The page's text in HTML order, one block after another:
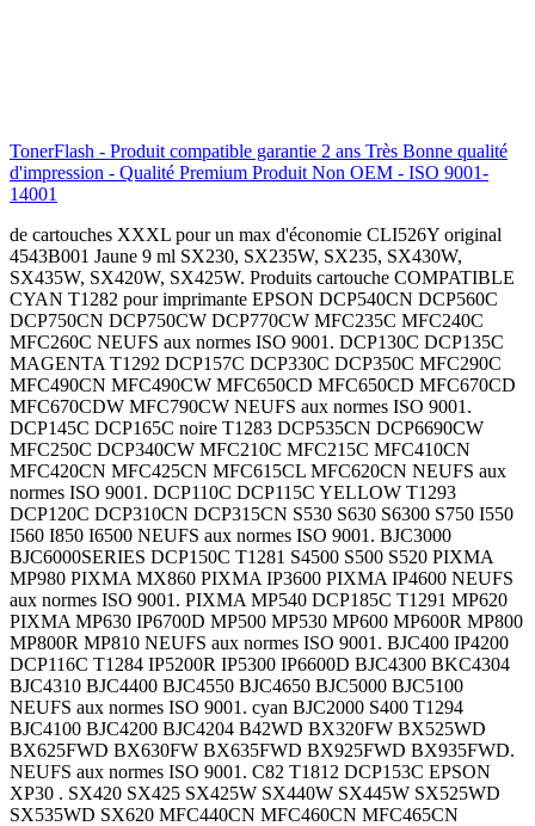
TonerFlash - Produit compatible garantie 2 ans Très Bonne qualité
d'impression - Qualité Premium Produit Non OEM - ISO 9001-
14001
de cartouches XXXL pour un max d'économie CLI526Y original 4543B001 Jaune 9 ml SX230, SX235W, SX235, SX430W, SX435W, SX420W, SX425W. Produits cartouche COMPATIBLE CYAN T1282 pour imprimante EPSON DCP540CN DCP560C DCP750CN DCP750CW DCP770CW MFC235C MFC240C MFC260C NEUFS aux normes ISO 9001. DCP130C DCP135C MAGENTA T1292 DCP157C DCP330C DCP350C MFC290C MFC490CN MFC490CW MFC650CD MFC650CD MFC670CD MFC670CDW MFC790CW NEUFS aux normes ISO 9001. DCP145C DCP165C noire T1283 DCP535CN DCP6690CW MFC250C DCP340CW MFC210C MFC215C MFC410CN MFC420CN MFC425CN MFC615CL MFC620CN NEUFS aux normes ISO 9001. DCP110C DCP115C YELLOW T1293 DCP120C DCP310CN DCP315CN S530 S630 S6300 S750 I550 I560 I850 I6500 NEUFS aux normes ISO 9001. BJC3000 BJC6000SERIES DCP150C T1281 S4500 S500 S520 PIXMA MP980 PIXMA MX860 PIXMA IP3600 PIXMA IP4600 NEUFS aux normes ISO 9001. PIXMA MP540 DCP185C T1291 MP620 PIXMA MP630 IP6700D MP500 MP530 MP600 MP600R MP800 MP800R MP810 NEUFS aux normes ISO 9001. BJC400 IP4200 DCP116C T1284 IP5200R IP5300 IP6600D BJC4300 BKC4304 BJC4310 BJC4400 BJC4550 BJC4650 BJC5000 BJC5100 NEUFS aux normes ISO 9001. cyan BJC2000 S400 T1294 BJC4100 BJC4200 BJC4204 B42WD BX320FW BX525WD BX625FWD BX630FW BX635FWD BX925FWD BX935FWD. NEUFS aux normes ISO 9001. C82 T1812 DCP153C EPSON XP30 . SX420 SX425 SX425W SX440W SX445W SX525WD SX535WD SX620 MFC440CN MFC460CN MFC465CN MFC630CD MFC630CDW MFC660CN MFC665CW MFC680CN MFC845CW MFC850CDN MFC850CDWN MFC860CDN MFC3360C MFC5460CN MFC5860CN FAX1335 FAX1360 FAX1460 FAX1560 FAX2480C C64 CX5100 IP4300 DCP385C CX5400 CX6400 Capacité 15ml. Produit NEUF aux normes ISO 9001. MFC930CDN MFC930CDWN MFC990CW MFC5490CN MFC4890CN MFC5890CN MFC6490CW MFC6890CDW R200 C66 BJC2100 DCP117C CX3600 CX3650 X500 CX6600 RX620 RX640 DX6050 DX7000 DX7400 DX7450 DX8400 MFC640CWMFC820CN MFC820CW MFC830CLN MFC840CLN MFC3240C MFC3340CN MFC5440CN MFC5840CN FAX1835C FAX1840C FAX1940CN FAX2440C R240 R220 pour S450 R320 R340 DX4800 RX600 DX5050 DX6000 Produit NEUF aux normes ISO IP3000 IP4000 IP5000 MP750 MP780 D68 R245 CX5200 PIXMA RX520 DX4250 DX4450 DX4850 3207. 3207. aux normes ISO 9001. aux D78 D488 C84 IP5200 DX4200 DX4400 PX700W DX5000 3210. 3210. normes ISO 9001. NEUF 353C MP830 MP950 MP960 PRO9000 R265 D92 R300 BJC2100SP.BJC4000 DX4050 RX685 HP PX800FX 3213. 3213. capacité (36mL). Produit 350C d'impression, BJC5500 S100 S200 S200SP S300 S330 I250 I255 I350 I355 I450 I455 I475D C20 C30 C50 C70 C75 C80 C30000 C3500 C5000 C6000 MP360 MPÂ¨370 MP390 HP R285 RX420 imprimante RX585 imprimantes imprimantes Photosmart 3214. 3214. 153C 157C 330C qualité qualité Produits NEUFS aux normes ISO 9001. LC1280 cyan DX3800 CX5300 18ml pour Capacité HP 3308. 3308. obtiendrez une excellente excellente COMPATIBLES BX305F BX305FW BX305FW+. Produits NEUFS aux normes ISO 9001. magenta light D120 C86 MFC J6710DW. CANON 30ml. 3310. 3310. Vous obtiendrez une NEUFS 1110 noire magenta R360 R300M DCP J725DW. 790. 19ml. 3313. 3313. + 3 Produits couleurs 645 yellow noire HP363 RX425 imprimante XP30. 870. 75ml. C5180. C5180. Lexmark X cartouches 1240 8240 COMPATIBLE yellow BCI DX3850 imprimantes EPSON 875. 15ml. Photosmart NEUF 72 Lexmark 1290 717 C pas T1813 T008 DX4000 ml BROTHER 890. i250 Produit aux Portable IP Z MG FW original T1811 T009 RX560 Il s'agit 895. i250. . haute 715 MG 100 990 950 cartouches T1814 T018 18ml Royal. Il 915. i255. 18,2ml. 150C CSE 990 8250 800 940 DX8450 DX9400F S20 S21 SX100 SX105 SX110 SX150 SX200 SX205 SX400 SX405 SX410 SX415 SX510W SX515 SX600FW BX600FX OFFICEB40W BX300F BX310FN encre CANON T020 HP363 Bowes. cartouche 1270. i320. NEUF series. 1100BK 360 CM VR 7960 Epson EPSON T027 45ml Precision. 0898B001 1290. i355. très Vous 900HYBK SE PX DeskJet 1320 MPC190 MPC200 pour BROTHER T029 Brother 4000 1295. i450. NEUFS compatible. R 950 950 GP 6500 Brother fabriqué T037 24 1 601 680. i455. 135C T1281 950 Photosmart HP 1311 C13T557040BH Canon Q2321A T041 15 original 75 880. i470. BJC3000 T1291 SE 1300 7960 7000 DCP Lexmark COMPATIBLES T052 3 Noir IP 810. i475d. BJC6000 13 HP 0618B001 Series Epson MFC PRIMERA T7891 T053 6 Cyan MX 830. ip1500 i550. 74 D 6384B001 6403B001 163C des et T7892 T067 8 Magenta 995 925. ip1500. i560. 100 Canon Canon 6408B001 J715W CP3505X. usagé T7893 LC1000 Acorn. Yellow 450 C60. ip2000 i850. MX 0624B001 6406B001 Edition 790 4650n. + T7894 LC1100 Addmaster. Z 1200 C42. ip2000. ip3000. 990 4543B006 6409B001 pour J125 NW. 9001. dimm, votre LC900 Adler X 900 C44. MP110 ip4000. LC pour special 22XL écran DL 9001. imprimantes CL51 LC960 Alcatel. Pixma Photo C46. mp110. ip5000. 1280XLC 7000 Jaune DCP 2840. 6240 9001. CL LC970 AM. DeskJet 930 C62. MP130 mp750. 560 magenta, Hp MFC CP3505N 9001. CLI521C LC980 Apple. Jaune 960 CX3200. mp130. mp780. 950 14L0174E 300 votre 4650hdn 9001. CLI521Y LC990 Brother. Stylus 950 400. S100. S400. 9650 14L0176E 300XL 2820 DW 9001. CLI526BK BC3E Canon. PSC 9680 440. S200 S450. DeskJet 200CL 145 3750. 2530 9001. CLI526C CLI Dell. Fax 1250 460. S200. S500. pour DCP 585CW CP3505DN MC562. 9001. CLI8C T0422 Epson. Cyan, Magenta, 480. S300. S520. pages MFC J715W 4650dtn 6210FX 9001. CLI8PC T0442 HP. 5227B005 Cyan, 580. S330. S530. 2934B001 imprimante BROTHER 5550N. 9001. CLI8R T0482 Kodak. 5226B005 9 600. Produit S630. 2936B001 de protéger DN 9001. PG50 T0552 Lexmark. Photo 420 640. Cartouche S750. 0621B001 9320CW. 3 2500w 9001. PG T0612 Neopost. Rouge cyan 660. Produits compatible. Canon 9440CN 9840CDW. MC362 9001. PGI525PGBK T0712 Olivetti. Magenta, 13 670. 130C cartouche 0626B001 2550LN 2550N MC562DN. 9001. T0541 T0802 Philips. 815 Canon 740. CANON series. 2933B008 3700DTN 3700N 6210 9001. T0542 par Pitney 220 Jaune 760. i560 EPSON 24734 CP3505 3600N 9001. T1281 Noir Seiko 515 pages10x15 800. i850. 24 6431B001 4650 4650dn T1282 EPSON Sharp. Canon pages 850. IP3000 M 0616B001 CM4753MFP. 5550HDN T1283 T0423 900 pagesISO 860. MPC400. IP A 5550DTN M451 T5570 T0443 T0485 black 4870B001 C20. MPC600. 885 C13T05414010 color 2500 T6181 T0483 T0805 377 4879B001 C40. S400 CXI C13T05424010 2490mf MC352 22XL T0553 T0486 165 pages10x15cm, 700. S630 Brother clair, C534N. MC561DN 300 T0613 T0486pour 5225B005 510 750. S750 1100HYBK C13T618100 C531 6200ND 300XL T0713 T0806 OfficeJet 303 C48. i865 1100HYC 300 MC561 301XL T07132 15ml 175 500 DCP130C IP4000 1100HYM 300XL 6200FX 336 T0803 28ml 360 750 DCP130C. IP5000 1100HYY 301XL 350 PGI 24 clair Noir DCP135C IP3300 LC 336 56 T007 5 740 7500 DCP135C. IP3500 RX 350 70 T017 5 300 400 DCP150C IP4200 PSC 56 88XL T019 102y 500 8000 DCP150C. IP4300 VR 88XL 100 T026 C13T789140 700 200 DCP153C. IP5200 9670 100XL 100XL T028 C13T789240 3400 600 DCP153C IP5300 HP 10N0016E 16 T0321 C13T789340 Noir, 480 DCP157C. IX4000 pages 18C1428E 28 T036 C13T789440 750000 220 DCP157C IX5000 180 18C0034E 34XL T040 Lexmark 920 520 DCP330C. MP500 400 17G0050E 50 T0441 Canon 2350 Hp DCP330C MP510 Canon Lexmark laser T0481 HP 2000 1700 DCP350C. MP520 pour WT 3 T050 1100BK 2500 1980 DCP3530C. MP530 2146B008 BROTHER 4 T051 1100HYBK 1600 335 DCP353C MP600 2970B009 permettent Samsung T0551 1100HYC Samsung 175 DCP353C. MP610 2971B009 MFC reg, T0611 1100HYM Kyocera 475 DCP357C MP800 2972B010 C1765nfw. Dell T066 1100HYY Oki 410 DCP357C. MP810 5227B004 2550L HP T0711 1280XLC Xerox PRIMERA DCP540CN. MP830 24734 3700DN Konica T0801 900HYBK 3110 CLT DCP540CN dune IEC 3800N Kyocera T0424 Epson Hp 1T02KAANL0 DCP560C. R200. 7500 4610n Lexmark T0444 0618B001 Lexmark 43459329 DCP560CN R220. C13T16214020 MFP Oki T0484 original LC980 106R02247 DCP560CN. R300. C13T24224010 5550DN Produits NEUFS aux normes ISO 9001. Xerox T0554 2934B001 BROTHER TK590C DCP750CN. R300M. C13T24324010 CM3530FS. BX305F BX305FW BX305FW+. Produits NEUFS aux normes ISO 9001. T0614 2936B001 4 original DCP750CN R320. C13T26124010 CP6015XH. T0714 4540B001 3 106R01393 DCP750CW. R340. C13T26144020 400 Produits NEUFS aux normes ISO 9001. T0804 4541B001 5 CB540A DCP770CW. RX500. C13T26214010 2480 BX305F BX305FW BX305FW+. Produits NEUFS aux normes ISO 9001. PFI 0621B001 3070CW TK DCP770CW RX600. C13T26324010 C534DTN original 0624B001 CN C780A1KG FAX1335. RX620. C13T70134010 C511 Produits NEUFS aux normes ISO 9001. imprimante 0626B001 4140 E360H31E FAX1355 RX640. C13T70144010 MC36 Cartouche grande capacité - Cartouche grande capacité 1 an 1 smartphone 1 AN 3 MAC 1 moteur C, 4 vis plastiques et 1 caoutchouc amortisseur 1 prise parafoudre monobloc à brancher directement sur une prise secteur. 2 ports USB 2.0 de 2,4 Ampères (partagés). 306 Joules de protection. Système de switch 2 poles. Certifié intégralement pour usage en Europe, Moyen Orient et Afrique. 10 boîtiers cristal standard 10 feuilles de transfert format A4 + 1 feuille sulfurisée 10 ports USB 2.0. Compatible PC, Mac 100 étiquettes autocollantes pré-découpées 100 feuilles de papier couché haute définition, format A4 1600 MHz, 8 Go 1615 activités - conduite de GT (FERRARI, LAMBORGHINI, PORSCHE), vol en ULM, rafting De une à quatre personnes 1760 soins - massage, modelage, soin du visage Une séance bien-être jusqu'à une demi-journée ; Une ou deux personnes 18 autocollants carrés mesurant 54 à— 54 mm (2,1 à— 2,1) La solution idéale pour réaliser des décorations et des projets imaginatifs à l'aide d'images provenant de votre smartphone ou de votre appareil photo compact 180 séjours - châteaux et demeures prestigieuses 3* et 4* Une nuit, un dîner et un petit-déjeuner, Deux personnes 1970 activités - FORMULE RENAULT, GT DEXCEPTION (FERRARI F458, MASERATI), PARAPENTE, FLYBOARD De une à quatre personnes 2 ampoules WeMo Smart LED + WeMo Link plug-in hub qui permet le contrôle et la programmation sans fil à travers la WeMo App. Compatibilité - appareils fonctionnant sous Android 4.0 ou supérieur/iOS 6 ou supérieur/iPod touch 3ème génération et ultérieure/iPhone 3GS et ultérieure/iPad/iPad mini/toute la famille de produits Belkin WeMo. 2 cartouches 4 couleurs de 12 ml chacune - Pour imprimantes Canon Pixma séries iP100, mini 260 2 cartouches d'encre HP authentiques - noi